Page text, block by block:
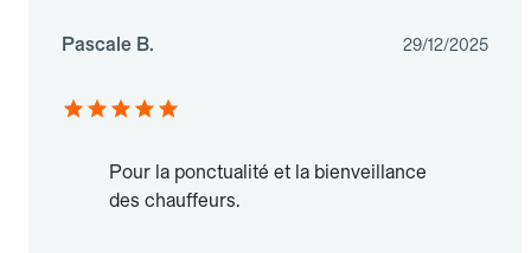
Pascale B. 29/12/2025
Pour la ponctualité et la bienveillance
des chauffeurs.